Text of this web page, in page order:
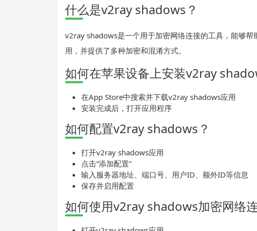
什么是v2ray shadows？
v2ray shadows是一个用于加密网络连接的工具，能够
用，并提供了多种加密和混淆方式。
如何在苹果设备上安装v2ray
在App Store中搜索并下载v2ray shadows应用
安装完成后，打开应用程序
如何配置v2ray shadows？
打开v2ray shadows应用
点击“添加配置”
输入服务器地址、端口号、用户ID、额外ID等信息
保存并启用配置
如何使用v2ray shadows加密网络